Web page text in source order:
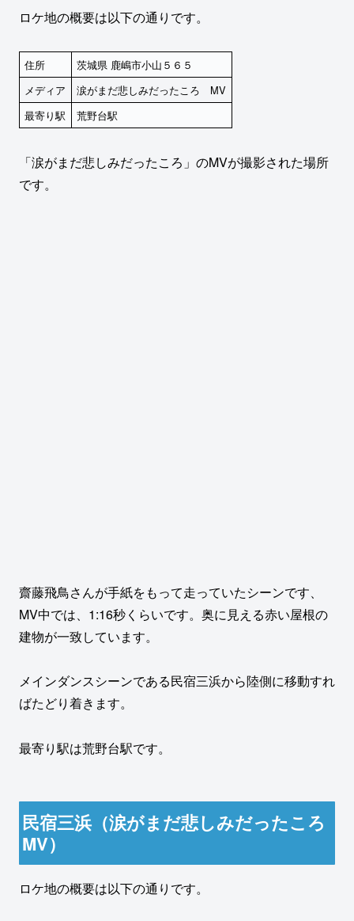
ロケ地の概要は以下の通りです。
住所
茨城県 鹿嶋市小山５６５
メディア
涙がまだ悲しみだったころ MV
最寄り駅
荒野台駅
「涙がまだ悲しみだったころ」のMVが撮影された場所
です。
齋藤飛鳥さんが手紙をもって走っていたシーンです、
MV中では、1:16秒くらいです。奥に見える赤い屋根の
建物が一致しています。
メインダンスシーンである民宿三浜から陸側に移動すれ
ばたどり着きます。
最寄り駅は荒野台駅です。
民宿三浜（涙がまだ悲しみだったころ
MV）
ロケ地の概要は以下の通りです。